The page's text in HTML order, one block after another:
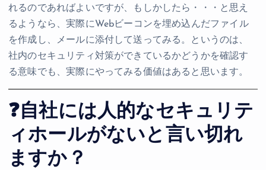
れるのであればよいですが、もしかしたら・・・と思え
るようなら、実際にWebビーコンを埋め込んだファイル
を作成し、メールに添付して送ってみる。というのは、
社内のセキュリティ対策ができているかどうかを確認す
る意味でも、実際にやってみる価値はあると思います。
❓自社には人的なセキュリテ
ィホールがないと言い切れ
ますか？